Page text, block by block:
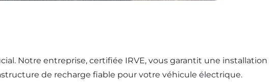
Notre entreprise, certifiée IRVE, vous garantit une installation
de recharge fiable pour votre véhicule électrique.